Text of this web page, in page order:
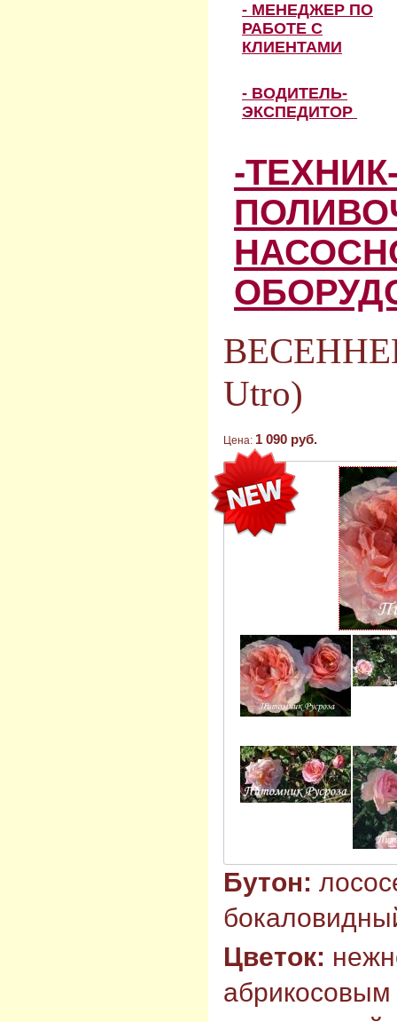
- МЕНЕДЖЕР ПО
РАБОТЕ С
КЛИЕНТАМИ
- ВОДИТЕЛЬ-
ЭКСПЕДИТОР
-
Utro)
Цена: 1 090 руб.
Бутон:
Цветок:
абрикосовым